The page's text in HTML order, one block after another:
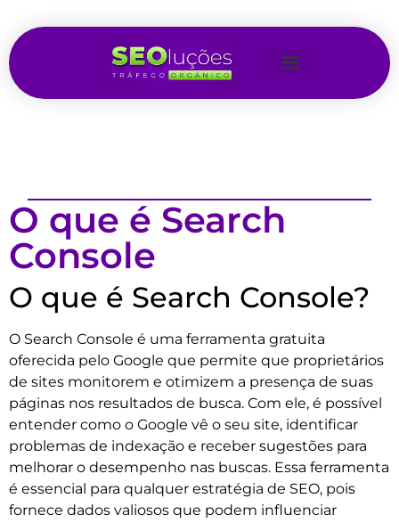
O que é Search
Console
O que é Search Console?
O Search Console é uma ferramenta gratuita
oferecida pelo Google que permite que proprietários
de sites monitorem e otimizem a presença de suas
páginas nos resultados de busca. Com ele, é possível
entender como o Google vê o seu site, identificar
problemas de indexação e receber sugestões para
melhorar o desempenho nas buscas. Essa ferramenta
é essencial para qualquer estratégia de SEO, pois
fornece dados valiosos que podem influenciar